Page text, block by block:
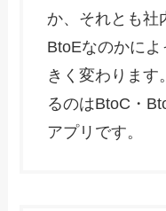
か、それとも社
BtoEなのかに
きく変わります
るのはBtoC・
アプリです。